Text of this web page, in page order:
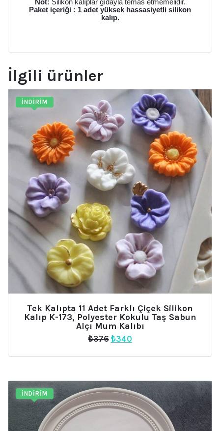
Not: Silikon kalıplar gıdayla temas etmemelidir.
Paket içeriği : 1 adet yüksek hassasiyetli silikon
kalıp.
İlgili ürünler
İNDIRIM
Tek Kalıpta 11 Adet Farklı Çiçek Silikon
Kalıp K-173, Polyester Kokulu Taş Sabun
Alçı Mum Kalıbı
₺376 Orijinal
₺376.
₺340Şu
fiyat:
İNDIRIM